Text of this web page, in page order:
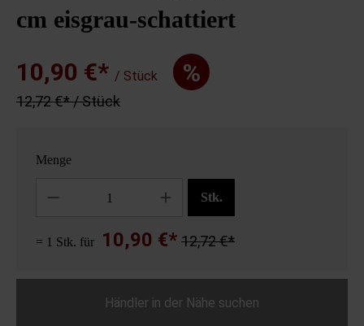
cm eisgrau-schattiert
10,90 €* / Stück %
12,72 €* / Stück
Menge
Stk.
= 1 Stk. für 10,90 €* 12,72 €*
Händler in der Nähe suchen